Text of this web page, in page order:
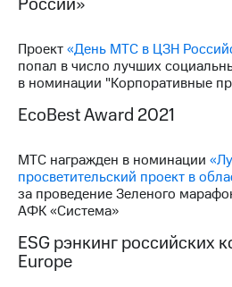
отчетность
Контакты
Новости
в
регионе
Корпоративное
управление
Корпоративный
Раскрытие
Проект«День МТС в ЦЗН
попал в число лучших
в номинации "Корпоративные
EcoBest Award 2021
МТС награжден в номинации
просветительский проект в
за проведение Зеленого
АФК «Система»
ESG рэнкинг российских
Europe